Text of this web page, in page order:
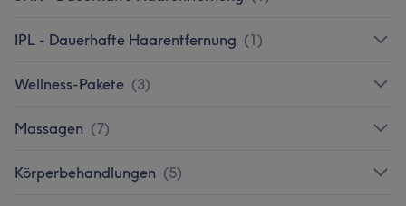
IPL - Dauerhafte Haarentfernung (1)
Wellness-Pakete (3)
Massagen (7)
Körperbehandlungen (5)